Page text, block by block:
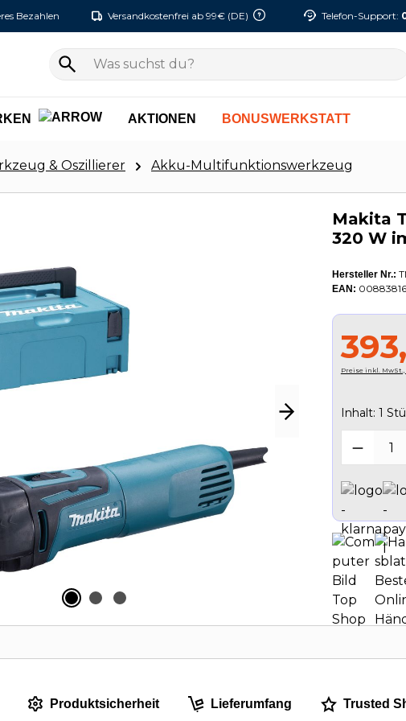
Bezahlen Versandkostenfrei ab 99€ (DE) Telefon-Support:
AKTIONEN BONUSWERKSTATT
& Oszillierer Akku-Multifunktionswerkzeug
Makita
320 W
Hersteller Nr.:
EAN:
Preise inkl.
Inhalt: 1
Produktsicherheit Lieferumfang Trusted